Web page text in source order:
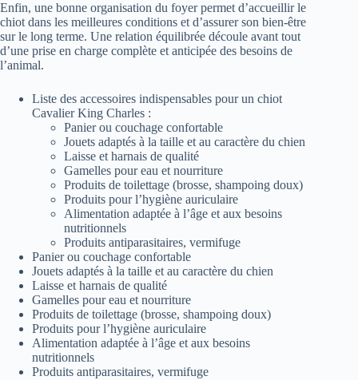
Enfin, une bonne organisation du foyer permet d’accueillir le
chiot dans les meilleures conditions et d’assurer son bien-être
sur le long terme. Une relation équilibrée découle avant tout
d’une prise en charge complète et anticipée des besoins de
l’animal.
Liste des accessoires indispensables pour un chiot
Cavalier King Charles :
Panier ou couchage confortable
Jouets adaptés à la taille et au caractère du chien
Laisse et harnais de qualité
Gamelles pour eau et nourriture
Produits de toilettage (brosse, shampoing doux)
Produits pour l’hygiène auriculaire
Alimentation adaptée à l’âge et aux besoins
nutritionnels
Produits antiparasitaires, vermifuge
Panier ou couchage confortable
Jouets adaptés à la taille et au caractère du chien
Laisse et harnais de qualité
Gamelles pour eau et nourriture
Produits de toilettage (brosse, shampoing doux)
Produits pour l’hygiène auriculaire
Alimentation adaptée à l’âge et aux besoins
nutritionnels
Produits antiparasitaires, vermifuge